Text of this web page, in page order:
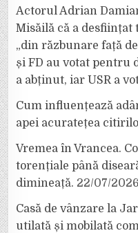
Actorul Adrian
Misăilă că a
„din răzbunare față
și FD au votat pentru
a abținut, iar USR a
Cum influențează
apei acuratețea
Vremea în Vrancea.
torențiale până
dimineață. 22/07/2026
Casă de vânzare la
utilată și mobilată